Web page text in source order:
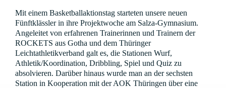
Mit einem Basketballaktionstag starteten unsere neuen
Fünftklässler in ihre Projektwoche am Salza-Gymnasium.
Angeleitet von erfahrenen Trainerinnen und Trainern der
ROCKETS aus Gotha und dem Thüringer
Leichtathletikverband galt es, die Stationen Wurf,
Athletik/Koordination, Dribbling, Spiel und Quiz zu
absolvieren. Darüber hinaus wurde man an der sechsten
Station in Kooperation mit der AOK Thüringen über eine